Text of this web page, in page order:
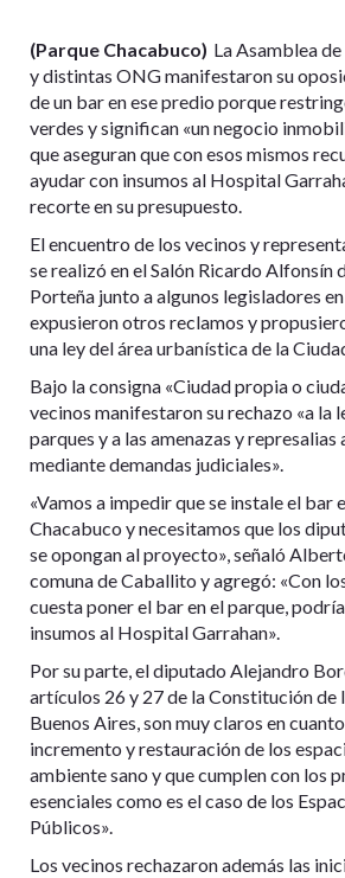
(Parque Chacabuco) La Asamblea
y distintas ONG manifestaron su
de un bar en ese predio porque
verdes y significan «un negocio
que aseguran que con esos mismos
ayudar con insumos al Hospital
recorte en su presupuesto.
El encuentro de los vecinos y
se realizó en el Salón Ricardo Alfonsín
Porteña junto a algunos legisladores
expusieron otros reclamos y
una ley del área urbanística de la
Bajo la consigna «Ciudad propia o
vecinos manifestaron su rechazo «a la
parques y a las amenazas y represalias
mediante demandas judiciales».
«Vamos a impedir que se instale el bar
Chacabuco y necesitamos que los
se opongan al proyecto», señaló
comuna de Caballito y agregó: «Con
cuesta poner el bar en el parque,
insumos al Hospital Garrahan».
Por su parte, el diputado Alejandro
artículos 26 y 27 de la Constitución de
Buenos Aires, son muy claros en
incremento y restauración de los
ambiente sano y que cumplen con los
esenciales como es el caso de los
Públicos».
Los vecinos rechazaron además las